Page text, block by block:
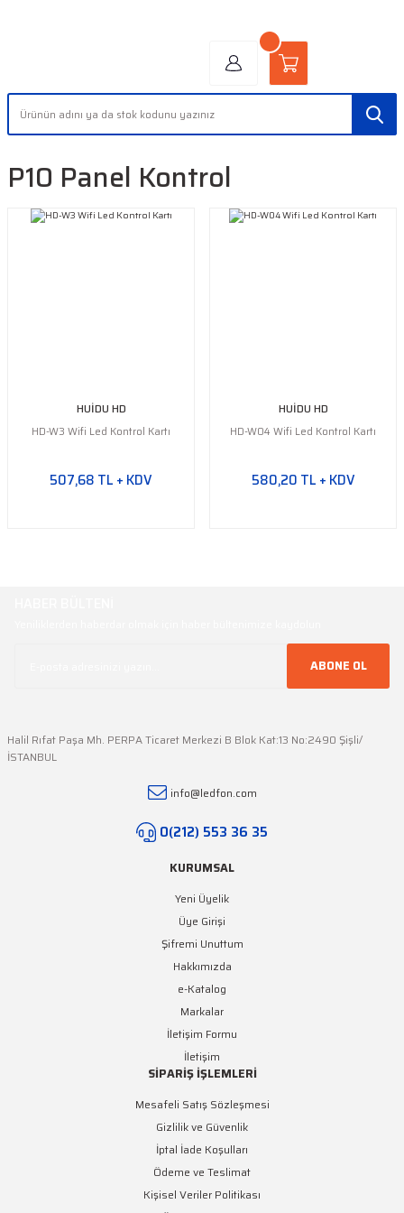
P10 Panel Kontrol
HUİDU HD
HD-W3 Wifi Led Kontrol Kartı
507,68 TL + KDV
HUİDU HD
HD-W04 Wifi Led Kontrol Kartı
580,20 TL + KDV
ABONE OL
Halil Rıfat Paşa Mh. PERPA Ticaret Merkezi B Blok Kat:13 No:2490 Şişli/
İSTANBUL
info@ledfon.com
0(212) 553 36 35
KURUMSAL
Yeni Üyelik
Üye Girişi
Şifremi Unuttum
Hakkımızda
e-Katalog
Markalar
İletişim Formu
İletişim
SİPARİŞ İŞLEMLERİ
Mesafeli Satış Sözleşmesi
Gizlilik ve Güvenlik
İptal İade Koşulları
Ödeme ve Teslimat
Kişisel Veriler Politikası